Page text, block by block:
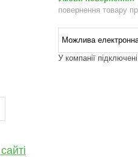
повернення товару
У компанії